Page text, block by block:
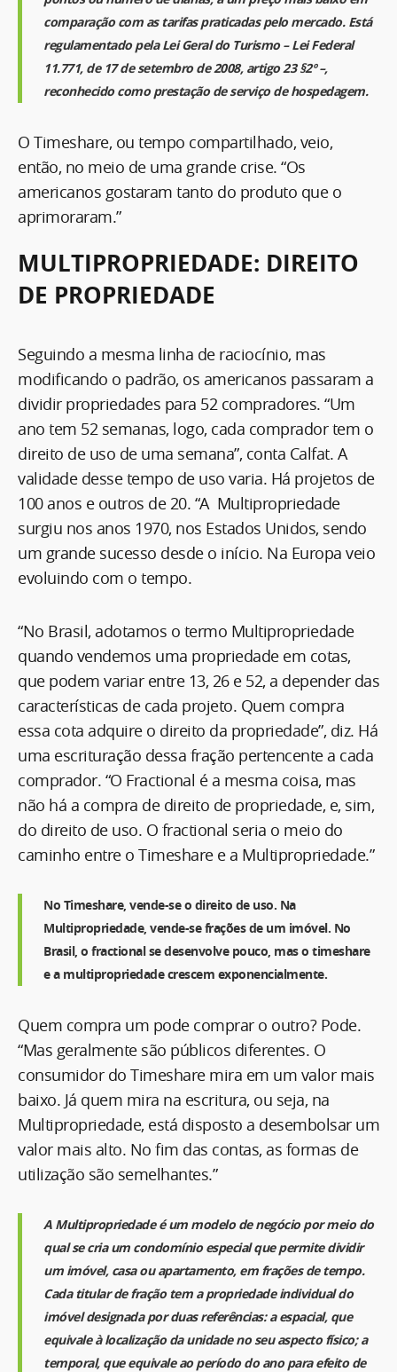
comparação com as tarifas praticadas pelo mercado. Está
regulamentado pela Lei Geral do Turismo – Lei Federal
11.771, de 17 de setembro de 2008, artigo 23 §2º –,
reconhecido como prestação de serviço de hospedagem.
O Timeshare, ou tempo compartilhado, veio,
então, no meio de uma grande crise. “Os
americanos gostaram tanto do produto que o
aprimoraram.”
MULTIPROPRIEDADE: DIREITO
DE PROPRIEDADE
Seguindo a mesma linha de raciocínio, mas
modificando o padrão, os americanos passaram a
dividir propriedades para 52 compradores. “Um
ano tem 52 semanas, logo, cada comprador tem o
direito de uso de uma semana”, conta Calfat. A
validade desse tempo de uso varia. Há projetos de
100 anos e outros de 20. “A Multipropriedade
surgiu nos anos 1970, nos Estados Unidos, sendo
um grande sucesso desde o início. Na Europa veio
evoluindo com o tempo.
“No Brasil, adotamos o termo Multipropriedade
quando vendemos uma propriedade em cotas,
que podem variar entre 13, 26 e 52, a depender das
características de cada projeto. Quem compra
essa cota adquire o direito da propriedade”, diz. Há
uma escrituração dessa fração pertencente a cada
comprador. “O Fractional é a mesma coisa, mas
não há a compra de direito de propriedade, e, sim,
do direito de uso. O fractional seria o meio do
caminho entre o Timeshare e a Multipropriedade.”
No Timeshare, vende-se o direito de uso. Na
Multipropriedade, vende-se frações de um imóvel. No
Brasil, o fractional se desenvolve pouco, mas o timeshare
e a multipropriedade crescem exponencialmente.
Quem compra um pode comprar o outro? Pode.
“Mas geralmente são públicos diferentes. O
consumidor do Timeshare mira em um valor mais
baixo. Já quem mira na escritura, ou seja, na
Multipropriedade, está disposto a desembolsar um
valor mais alto. No fim das contas, as formas de
utilização são semelhantes.”
A Multipropriedade é um modelo de negócio por meio do
qual se cria um condomínio especial que permite dividir
um imóvel, casa ou apartamento, em frações de tempo.
Cada titular de fração tem a propriedade individual do
imóvel designada por duas referências: a espacial, que
equivale à localização da unidade no seu aspecto físico; a
temporal, que equivale ao período do ano para efeito de